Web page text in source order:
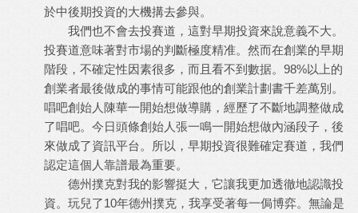
於中後期投資的大機搆去參與。
我們也不會去投賽道，這對早期投資來說意義不大。
投賽道意味著對市場的判斷極度精准。然而在創業的早期
階段，不確定性因素很多，而且看不到數据。98%以上的
創業者最後做成的事情可能跟他的創業計劃書千差萬別。
唱吧創始人陳華一開始想做導購，經歷了不斷地調整做成
了唱吧。今日頭條創始人張一鳴一開始想做內涵段子，後
來做成了資訊平台。所以，早期投資很難確定賽道，我們
認定這個人靠譜最為重要。
德州撲克對我的影響挺大，它讓我更加透徹地認識投
資。玩兒了10年德州撲克，我享受著每一侷博弈。無論是